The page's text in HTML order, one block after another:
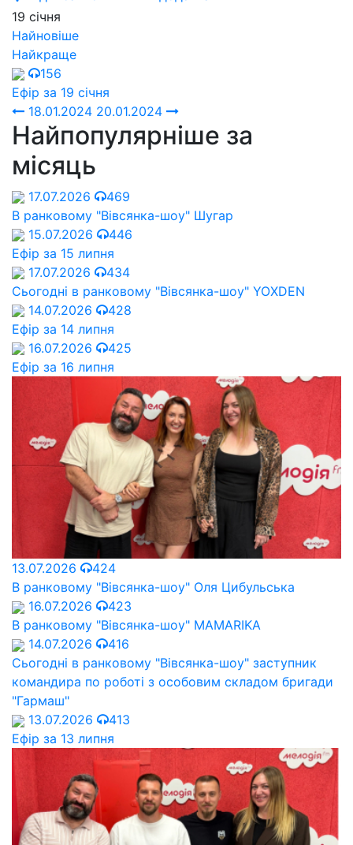
19 січня
Найновіше
Найкраще
156
Ефір за 19 січня
18.01.2024 20.01.2024
Найпопулярніше за
місяць
17.07.2026
469
В ранковому "Вівсянка-шоу" Шугар
15.07.2026
446
Ефір за 15 липня
17.07.2026
434
Сьогодні в ранковому "Вівсянка-шоу" YOXDEN
14.07.2026
428
Ефір за 14 липня
16.07.2026
425
Ефір за 16 липня
13.07.2026
424
В ранковому "Вівсянка-шоу" Оля Цибульська
16.07.2026
423
В ранковому "Вівсянка-шоу" MAMARIKA
14.07.2026
416
Сьогодні в ранковому "Вівсянка-шоу" заступник
командира по роботі з особовим складом бригади
"Гармаш"
13.07.2026
413
Ефір за 13 липня